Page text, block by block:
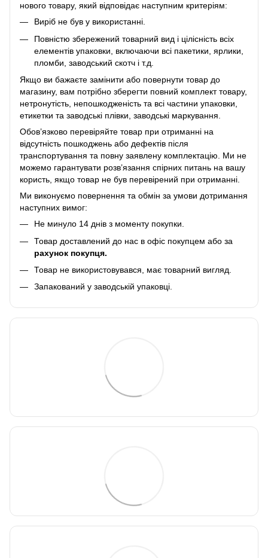
нового товару, який відповідає наступним критеріям:
Виріб не був у використанні.
Повністю збережений товарний вид і цілісність всіх
елементів упаковки, включаючи всі пакетики, ярлики,
пломби, заводський скотч і т.д.
Якщо ви бажаєте замінити або повернути товар до
магазину, вам потрібно зберегти повний комплект товару,
нетронутість, непошкодженість та всі частини упаковки,
етикетки та заводські плівки, заводські маркування.
Обов’язково перевіряйте товар при отриманні на
відсутність пошкоджень або дефектів після
транспортування та повну заявлену комплектацію. Ми не
можемо гарантувати розв’язання спірних питань на вашу
користь, якщо товар не був перевірений при отриманні.
Ми виконуємо повернення та обмін за умови дотримання
наступних вимог:
Не минуло 14 днів з моменту покупки.
Товар доставлений до нас в офіс покупцем або за
рахунок покупця.
Товар не використовувався, має товарний вигляд.
Запакований у заводській упаковці.